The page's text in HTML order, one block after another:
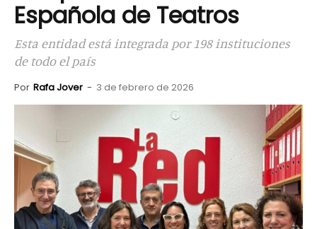
Española de Teatros
Esta entidad está integrada por 198 instituciones
de todo el país
Por Rafa Jover - 3 de febrero de 2026